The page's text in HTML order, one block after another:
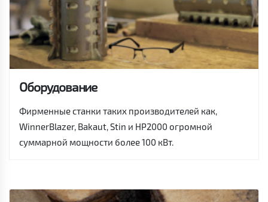
Оборудование
Фирменные станки таких производителей как,
WinnerBlazer, Bakaut, Stin и HP2000 огромной
суммарной мощности более 100 кВт.